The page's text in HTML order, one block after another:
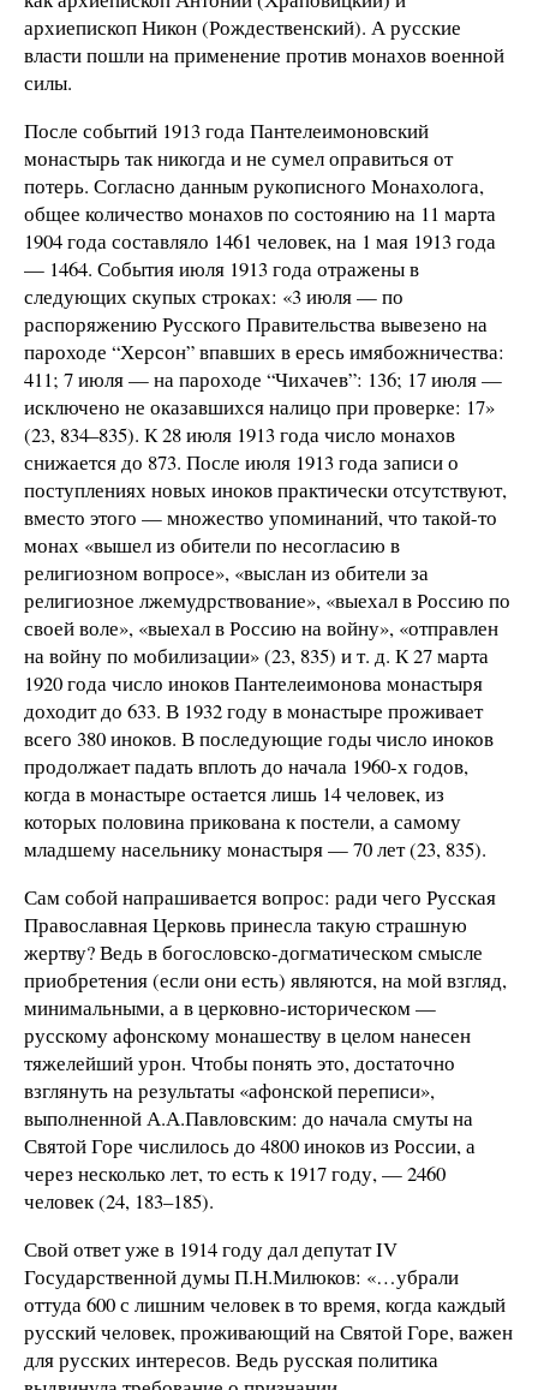
архиепископ Никон (Рождественский). А русские
власти пошли на применение против монахов военной
силы.
После событий 1913 года Пантелеимоновский
монастырь так никогда и не сумел оправиться от
потерь. Согласно данным рукописного Монахолога,
общее количество монахов по состоянию на 11 марта
1904 года составляло 1461 человек, на 1 мая 1913 года
— 1464. События июля 1913 года отражены в
следующих скупых строках: «3 июля — по
распоряжению Русского Правительства вывезено на
пароходе “Херсон” впавших в ересь имябожничества:
411; 7 июля — на пароходе “Чихачев”: 136; 17 июля —
исключено не оказавшихся налицо при проверке: 17»
(23, 834–835). К 28 июля 1913 года число монахов
снижается до 873. После июля 1913 года записи о
поступлениях новых иноков практически отсутствуют,
вместо этого — множество упоминаний, что такой-то
монах «вышел из обители по несогласию в
религиозном вопросе», «выслан из обители за
религиозное лжемудрствование», «выехал в Россию по
своей воле», «выехал в Россию на войну», «отправлен
на войну по мобилизации» (23, 835) и т. д. К 27 марта
1920 года число иноков Пантелеимонова монастыря
доходит до 633. В 1932 году в монастыре проживает
всего 380 иноков. В последующие годы число иноков
продолжает падать вплоть до начала 1960-х годов,
когда в монастыре остается лишь 14 человек, из
которых половина прикована к постели, а самому
младшему насельнику монастыря — 70 лет (23, 835).
Сам собой напрашивается вопрос: ради чего Русская
Православная Церковь принесла такую страшную
жертву? Ведь в богословско-догматическом смысле
приобретения (если они есть) являются, на мой взгляд,
минимальными, а в церковно-историческом —
русскому афонскому монашеству в целом нанесен
тяжелейший урон. Чтобы понять это, достаточно
взглянуть на результаты «афонской переписи»,
выполненной А.А.Павловским: до начала смуты на
Святой Горе числилось до 4800 иноков из России, а
через несколько лет, то есть к 1917 году, — 2460
человек (24, 183–185).
Свой ответ уже в 1914 году дал депутат IV
Государственной думы П.Н.Милюков: «…убрали
оттуда 600 с лишним человек в то время, когда каждый
русский человек, проживающий на Святой Горе, важен
для русских интересов. Ведь русская политика